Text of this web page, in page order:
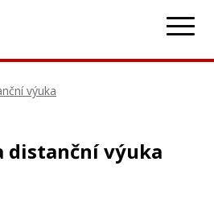
výuka
distanční výuka